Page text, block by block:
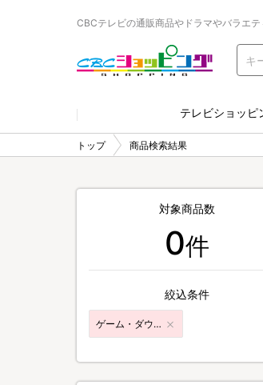
CBCテレビの通販商品やドラマやバラエ
テレビショッピ
トップ 商品検索結果
対象商品数
0件
絞込条件
ゲーム・ダウンロードコンテンツ